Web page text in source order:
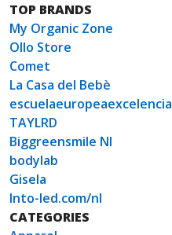
TOP BRANDS
My Organic Zone
Ollo Store
Comet
La Casa del Bebè
escuelaeuropeaexcelencia
TAYLRD
Biggreensmile Nl
bodylab
Gisela
Into-led.com/nl
CATEGORIES